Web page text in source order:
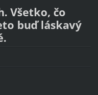
Všetko, čo
buď láskavý